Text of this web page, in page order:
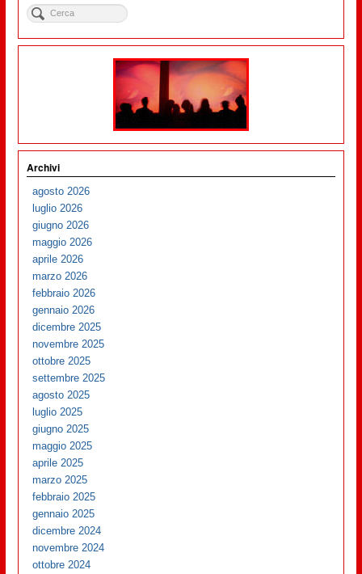
Archivi
agosto 2026
luglio 2026
giugno 2026
maggio 2026
aprile 2026
marzo 2026
febbraio 2026
gennaio 2026
dicembre 2025
novembre 2025
ottobre 2025
settembre 2025
agosto 2025
luglio 2025
giugno 2025
maggio 2025
aprile 2025
marzo 2025
febbraio 2025
gennaio 2025
dicembre 2024
novembre 2024
ottobre 2024